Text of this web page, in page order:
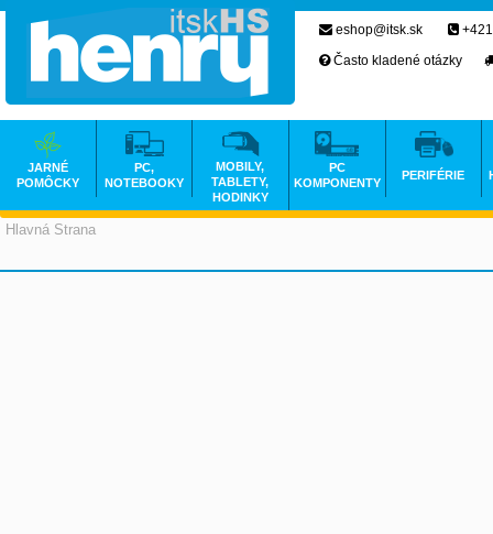
Hlavná Strana
eshop@itsk.sk
Často kladené otázky
JARNÉ
POMÔCKY
PC,
NOTEBOOKY
MOBILY,
TABLETY,
HODINKY
PC
KOMPONENTY
PERIFÉRIE